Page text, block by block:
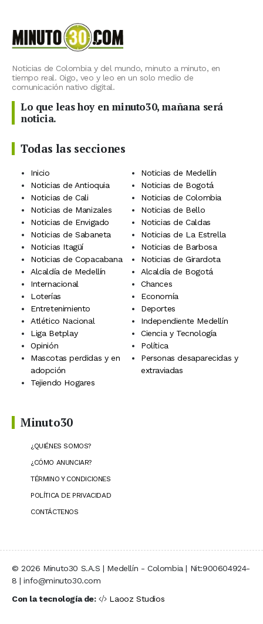
Noticias de Colombia y del mundo, minuto a minuto, en
tiempo real. Oigo, veo y leo en un solo medio de
comunicación nativo digital.
Lo que leas hoy en minuto30, mañana será
noticia.
Todas las secciones
Inicio
Noticias de Medellín
Noticias de Antioquia
Noticias de Bogotá
Noticias de Cali
Noticias de Colombia
Noticias de Manizales
Noticias de Bello
Noticias de Envigado
Noticias de Caldas
Noticias de Sabaneta
Noticias de La Estrella
Noticias Itagüí
Noticias de Barbosa
Noticias de Copacabana
Noticias de Girardota
Alcaldía de Medellín
Alcaldía de Bogotá
Internacional
Chances
Loterías
Economía
Entretenimiento
Deportes
Atlético Nacional
Independiente Medellín
Liga Betplay
Ciencia y Tecnología
Opinión
Política
Mascotas perdidas y en
adopción
Personas desaparecidas y
extraviadas
Tejiendo Hogares
Minuto30
¿QUIÉNES SOMOS?
¿CÓMO ANUNCIAR?
TÉRMINO Y CONDICIONES
POLÍTICA DE PRIVACIDAD
CONTÁCTENOS
© 2026 Minuto30 S.A.S | Medellín - Colombia | Nit:900604924-
8 | info@minuto30.com
Con la tecnología de:
Laooz Studios